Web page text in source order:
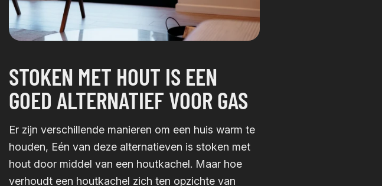
STOKEN MET HOUT IS EEN
GOED ALTERNATIEF VOOR GAS
Er zijn verschillende manieren om een huis warm te
houden, Eén van deze alternatieven is stoken met
hout door middel van een houtkachel. Maar hoe
verhoudt een houtkachel zich ten opzichte van